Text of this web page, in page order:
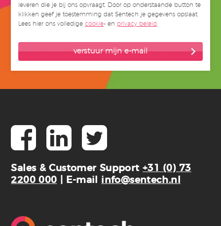
leveren die je bij ons opvraagt. Door op onderstaande button te
klikken geef je toestemming dat Sentech je gegevens opslaat.
Lees hier ons volledigecookie- en privacy beleid
Sales & Customer Support +31 (0) 73
2200 000 | E-mail info@sentech.nl